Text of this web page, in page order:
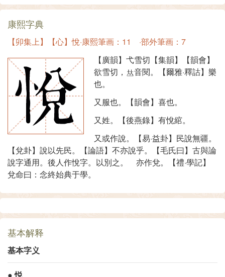
康熙字典
【卯集上】【心】悅·康熙筆画：11 ·部外筆画：7
【廣韻】弋雪切【集韻】【韻會】
欲雪切，
音閱。【爾雅·釋詁】樂
也。
又服也。【韻會】喜也。
又姓。【後燕錄】有悅綰。
又或作說。【易·益卦】民說無疆。
【兌卦】說以先民。【論語】不亦說乎。【毛氏曰】古與論
說字通用。後人作悅字。以別之。 亦作兌。【禮·學記】
兌命曰：念終始典于學。
基本解释
基本字义